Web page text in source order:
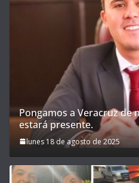
Pongamos a Veracruz de
estará presente.
lunes 18 de agosto de 2025